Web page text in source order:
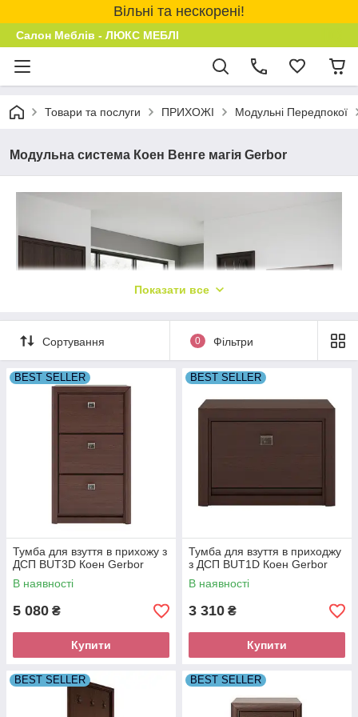
Вільні та нескорені!
Салон Меблів - ЛЮКС МЕБЛІ
Товари та послуги ПРИХОЖІ Модульні Передпокої
Модульна система Коен Венге магія Gerbor
Модульна система Коен
від фабрики Gerbor-холдинг
виготовлена в стилі сучасної класики, що дозволяє створити
Показати все
Сортування 0 Фільтри
BEST SELLER
Тумба для взуття в прихожу з
ДСП BUT3D Коен Gerbor
В наявності
5 080 ₴
Купити
BEST SELLER
Тумба для взуття в приходжу
з ДСП BUT1D Коен Gerbor
В наявності
3 310 ₴
Купити
BEST SELLER BEST SELLER